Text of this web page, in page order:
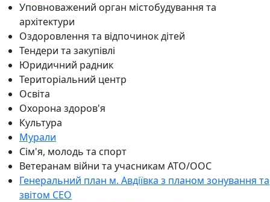
Уповноважений орган містобудування та
архітектури
Оздоровлення та відпочинок дітей
Тендери та закупівлі
Юридичний радник
Територіальний центр
Освіта
Охорона здоров'я
Культура
Мурали
Сім'я, молодь та спорт
Ветеранам війни та учасникам АТО/ООС
Генеральний план м. Авдіївка з планом зонування та
звітом СЕО